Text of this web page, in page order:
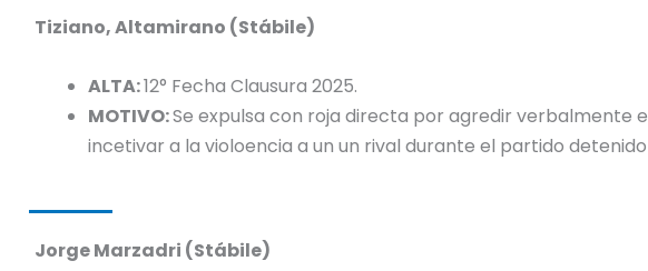
Tiziano, Altamirano (Stábile)
ALTA:12° Fecha Clausura 2025.
MOTIVO:Se expulsa con roja directa por agredir verbalmente e
incetivar a la violoencia a un un rival durante el partido detenido
Jorge Marzadri (Stábile)